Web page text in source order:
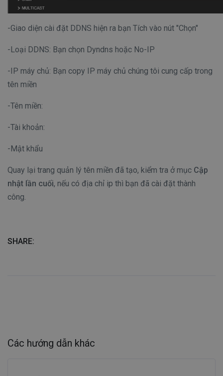
-Giao diện cài đặt DDNS hiện ra bạn Tích vào nút "Chọn"
-Loại DDNS: Bạn chọn Dyndns hoặc No-IP
-IP máy chủ: Bạn copy IP máy chủ chúng tôi cung cấp trong
tên miền
-Tên miền:
-Tài khoản:
-Mật khẩu
Quay lại trang quản lý tên miền đã tạo, kiểm tra ở mục Cập
nhật lần cuối, nếu có địa chỉ ip thì bạn đã cài đặt thành
công.
SHARE:
Các hướng dẫn khác